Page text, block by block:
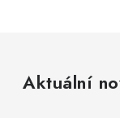
Aktuální